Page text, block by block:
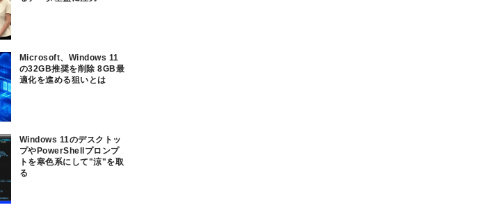
Microsoft、Windows 11
の32GB推奨を削除 8GB最
適化を進める狙いとは
Windows 11のデスクトッ
プやPowerShellプロンプ
トを寒色系にして"涼"を取
る